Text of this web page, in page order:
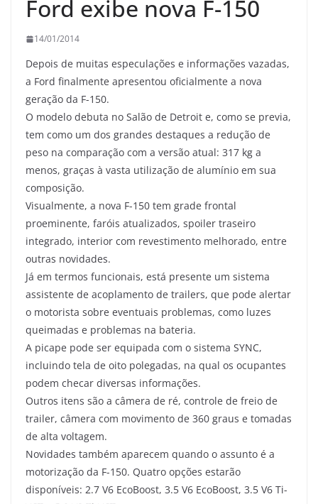
Ford exibe nova F-150
14/01/2014
Depois de muitas especulações e informações vazadas,
a Ford finalmente apresentou oficialmente a nova
geração da F-150.
O modelo debuta no Salão de Detroit e, como se previa,
tem como um dos grandes destaques a redução de
peso na comparação com a versão atual: 317 kg a
menos, graças à vasta utilização de alumínio em sua
composição.
Visualmente, a nova F-150 tem grade frontal
proeminente, faróis atualizados, spoiler traseiro
integrado, interior com revestimento melhorado, entre
outras novidades.
Já em termos funcionais, está presente um sistema
assistente de acoplamento de trailers, que pode alertar
o motorista sobre eventuais problemas, como luzes
queimadas e problemas na bateria.
A picape pode ser equipada com o sistema SYNC,
incluindo tela de oito polegadas, na qual os ocupantes
podem checar diversas informações.
Outros itens são a câmera de ré, controle de freio de
trailer, câmera com movimento de 360 graus e tomadas
de alta voltagem.
Novidades também aparecem quando o assunto é a
motorização da F-150. Quatro opções estarão
disponíveis: 2.7 V6 EcoBoost, 3.5 V6 EcoBoost, 3.5 V6 Ti-